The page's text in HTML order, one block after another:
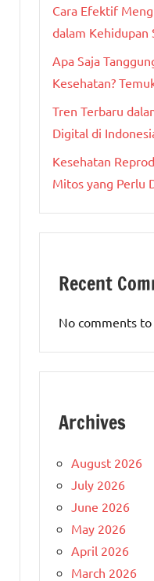
Cara Efektif
dalam Kehidupan
Apa Saja
Kesehatan?
Tren Terbaru
Digital di
Kesehatan
Mitos yang Perlu
Recent
No comments to
Archives
August 2026
July 2026
June 2026
May 2026
April 2026
March 2026